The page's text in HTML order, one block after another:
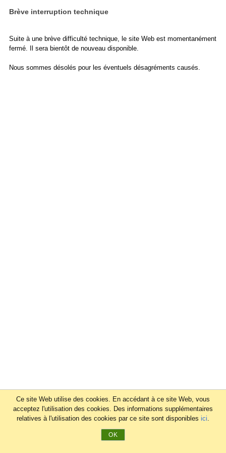
Brève interruption technique
Suite à une brève difficulté technique, le site Web est momentanément
fermé. Il sera bientôt de nouveau disponible.
Nous sommes désolés pour les éventuels désagréments causés.
Ce site Web utilise des cookies. En accédant à ce site Web, vous
acceptez l'utilisation des cookies. Des informations supplémentaires
relatives à l'utilisation des cookies par ce site sont disponibles ici.
OK